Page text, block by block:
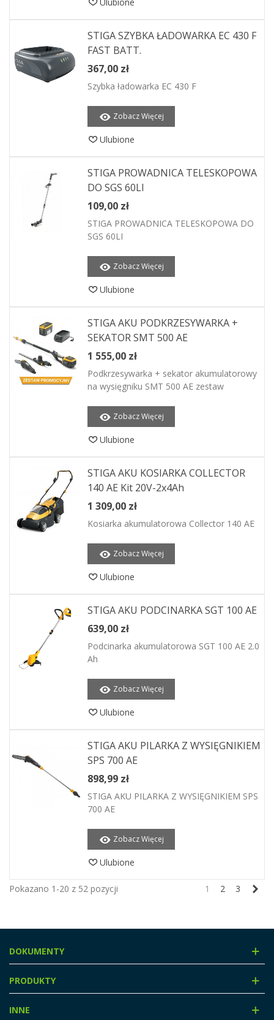
STIGA SZYBKA ŁADOWARKA EC 430 F
FAST BATT.
367,00 zł
Szybka ładowarka EC 430 F
Zobacz Więcej
Ulubione
STIGA PROWADNICA TELESKOPOWA
DO SGS 60LI
109,00 zł
STIGA PROWADNICA TELESKOPOWA DO
SGS 60LI
Zobacz Więcej
Ulubione
STIGA AKU PODKRZESYWARKA +
SEKATOR SMT 500 AE
1 555,00 zł
Podkrzesywarka + sekator akumulatorowy
na wysięgniku SMT 500 AE zestaw
Zobacz Więcej
Ulubione
STIGA AKU KOSIARKA COLLECTOR
140 AE Kit 20V-2x4Ah
1 309,00 zł
Kosiarka akumulatorowa Collector 140 AE
Zobacz Więcej
Ulubione
STIGA AKU PODCINARKA SGT 100 AE
639,00 zł
Podcinarka akumulatorowa SGT 100 AE 2.0
Ah
Zobacz Więcej
Ulubione
STIGA AKU PILARKA Z WYSIĘGNIKIEM
SPS 700 AE
898,99 zł
STIGA AKU PILARKA Z WYSIĘGNIKIEM SPS
700 AE
Zobacz Więcej
Ulubione
Pokazano 1-20 z 52 pozycji 1 2 3
DOKUMENTY
PRODUKTY
INNE